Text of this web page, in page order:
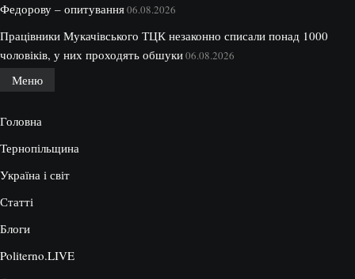
Федорову – опитування06.08.2026
Працівники Мукачівського ТЦК незаконно списали понад 1000
чоловіків, у них проходять обшуки06.08.2026
Меню
Головна
Тернопільщина
Україна і світ
Статті
Блоги
Politerno.LIVE